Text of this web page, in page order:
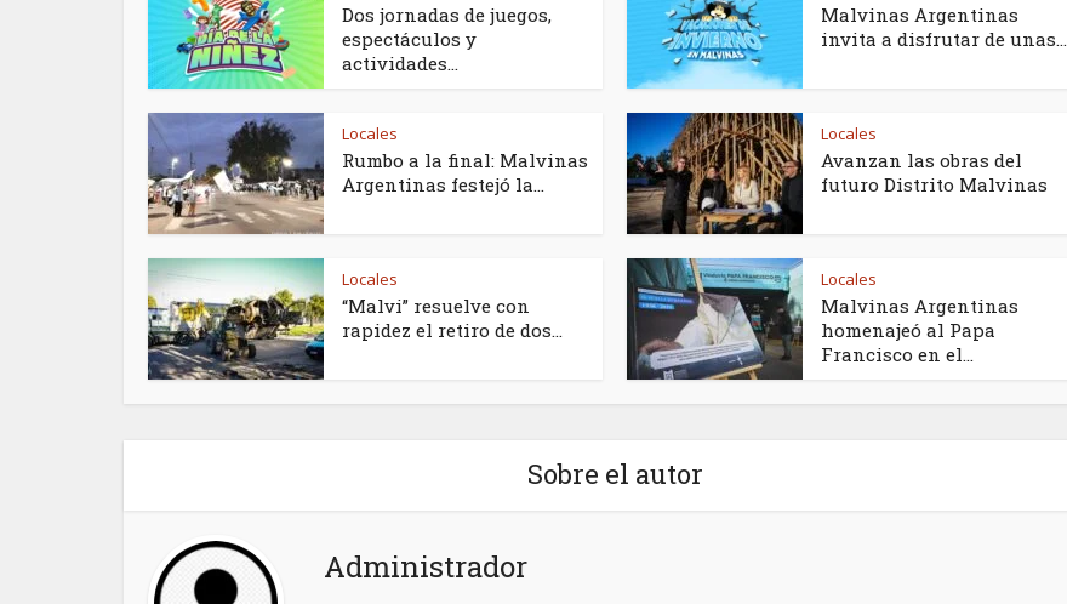
Dos jornadas de juegos,
espectáculos y
actividades...
Malvinas Argentinas
invita a disfrutar de unas...
Locales
Rumbo a la final: Malvinas
Argentinas festejó la...
Locales
Avanzan las obras del
futuro Distrito Malvinas
Locales
“Malvi” resuelve con
rapidez el retiro de dos...
Locales
Malvinas Argentinas
homenajeó al Papa
Francisco en el...
Sobre el autor
Administrador